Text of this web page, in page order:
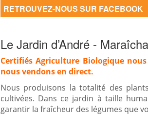
RETROUVEZ-NOUS SUR FACEBOOK
Le Jardin d’André -
Certifiés Agriculture Biologique
nous vendons en direct.
Nous produisons la totalité des
cultivées. Dans ce jardin à taille
garantir la fraîcheur des légumes que